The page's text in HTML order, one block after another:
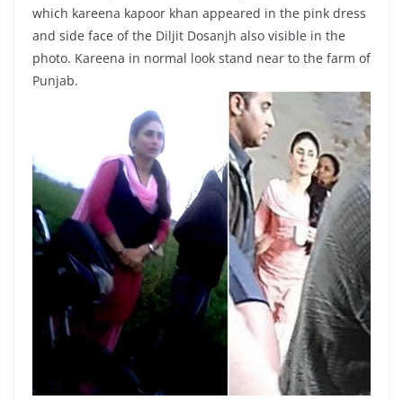
which kareena kapoor khan appeared in the pink dress
and side face of the Diljit Dosanjh also visible in the
photo. Kareena in normal look stand near to the farm of
Punjab.